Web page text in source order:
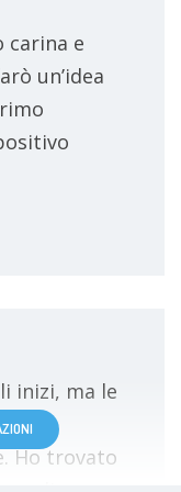
carina e
un’idea
inizi, ma le
Ho trovato